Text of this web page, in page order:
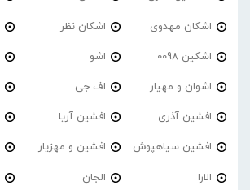
اشکان مهدوی اشکان نظر
اشکین 0098 اشو
اشوان و مهیار اف جی
افشین آذری افشین آریا
افشین سیاهپوش افشین و مهزیار
الارا الجان